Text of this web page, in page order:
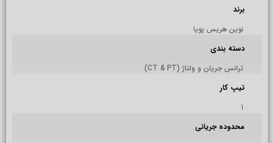
برند
نوین هریس پویا
دسته بندی
ترانس جریان و ولتاژ (CT & PT)
تیپ کار
1
محدوده جریانی